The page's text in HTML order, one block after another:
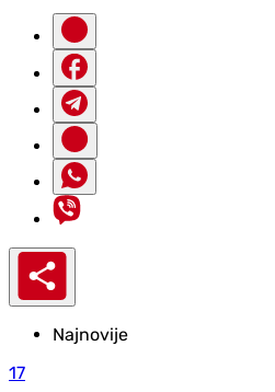
Najnovije
17